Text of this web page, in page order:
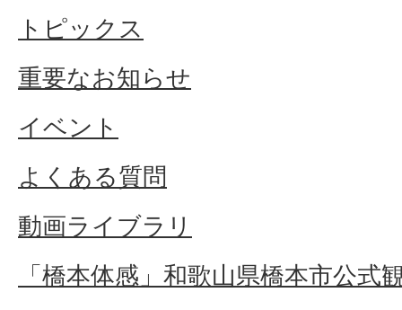
トピックス
重要なお知らせ
イベント
よくある質問
動画ライブラリ
「橋本体感」和歌山県橋本市公式